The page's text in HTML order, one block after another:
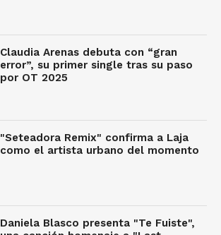
Claudia Arenas debuta con “gran
error”, su primer single tras su paso
por OT 2025
"Seteadora Remix" confirma a Laja
como el artista urbano del momento
Daniela Blasco presenta "Te Fuiste",